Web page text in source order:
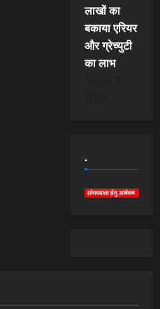
लाखों का
बकाया एरियर
और ग्रेच्युटी
का लाभ
.